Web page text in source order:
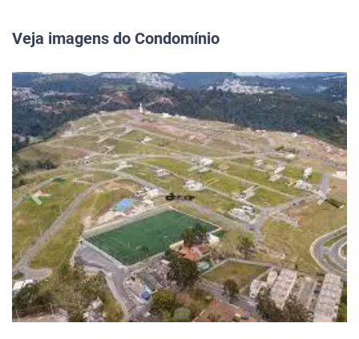
Veja imagens do Condomínio
Previous Next